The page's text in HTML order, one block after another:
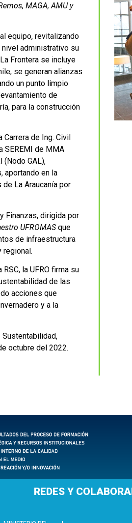
MAGA, AMU y
equipo, revitalizando
nivel administrativo su
Frontera se incluye
se generan alianzas
un punto limpio
de
para la construcción
Carrera de Ing. Civil
SEREMI de MMA
(Nodo GAL),
aportando en la
La Araucanía por
Finanzas, dirigida por
UFROMASque
de infraestructura
regional.
la UFRO firma su
de las
acciones que
y a la
Sustentabilidad,
octubre del 2022.
REDES Y